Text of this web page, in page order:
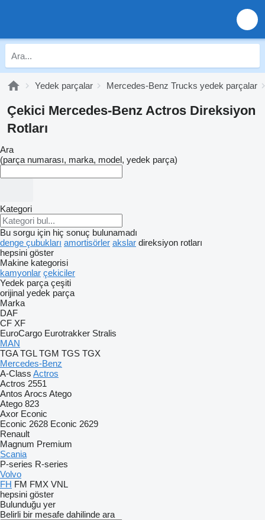
Yedek parçalar Mercedes-Benz Trucks yedek parçalar
Çekici Mercedes-Benz Actros Direksiyon
Rotları
Ara
(parça numarası, marka, model, yedek parça)
Kategori
Bu sorgu için hiç sonuç bulunamadı
denge çubukları amortisörler akslar direksiyon rotları
hepsini göster
Makine kategorisi
kamyonlar çekiciler
Yedek parça çeşiti
orijinal yedek parça
Marka
DAF
CF XF
EuroCargo Eurotrakker Stralis
MAN
TGA TGL TGM TGS TGX
Mercedes-Benz
A-Class Actros
Actros 2551
Antos Arocs Atego
Atego 823
Axor Econic
Econic 2628 Econic 2629
Renault
Magnum Premium
Scania
P-series R-series
Volvo
FH FM FMX VNL
hepsini göster
Bulunduğu yer
Belirli bir mesafe dahilinde ara